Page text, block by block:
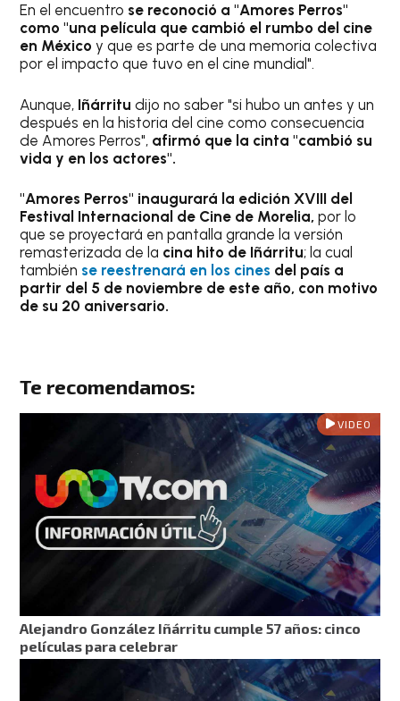
En el encuentro se reconoció a "Amores Perros"
como "una película que cambió el rumbo del cine
en Méxicoy que es parte de una memoria colectiva
por el impacto que tuvo en el cine mundial".
Aunque, Iñárritudijo no saber "si hubo un antes y un
después en la historia del cine como consecuencia
de Amores Perros", afirmó que la cinta "cambió su
vida y en los actores".
"Amores Perros" inaugurará la edición XVIII del
Festival Internacional de Cine de Morelia, por lo
que se proyectará en pantalla grande la versión
remasterizada de la cina hito de Iñárritu; la cual
también se reestrenará en los cines del país a
partir del 5 de noviembre de este año, con motivo
de su 20 aniversario.
Te recomendamos:
VIDEO
Alejandro González Iñárritu cumple 57 años: cinco
películas para celebrar